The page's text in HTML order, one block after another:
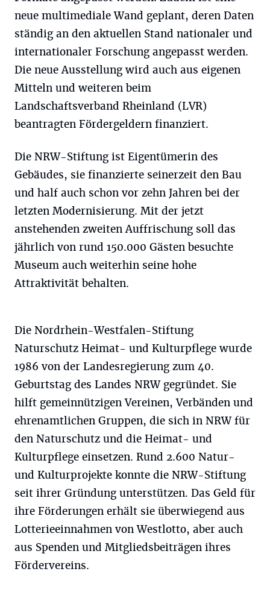
neue multimediale Wand geplant, deren Daten
ständig an den aktuellen Stand nationaler und
internationaler Forschung angepasst werden.
Die neue Ausstellung wird auch aus eigenen
Mitteln und weiteren beim
Landschaftsverband Rheinland (LVR)
beantragten Fördergeldern finanziert.
Die NRW-Stiftung ist Eigentümerin des
Gebäudes, sie finanzierte seinerzeit den Bau
und half auch schon vor zehn Jahren bei der
letzten Modernisierung. Mit der jetzt
anstehenden zweiten Auffrischung soll das
jährlich von rund 150.000 Gästen besuchte
Museum auch weiterhin seine hohe
Attraktivität behalten.
Die Nordrhein-Westfalen-Stiftung
Naturschutz Heimat- und Kulturpflege wurde
1986 von der Landesregierung zum 40.
Geburtstag des Landes NRW gegründet. Sie
hilft gemeinnützigen Vereinen, Verbänden und
ehrenamtlichen Gruppen, die sich in NRW für
den Naturschutz und die Heimat- und
Kulturpflege einsetzen. Rund 2.600 Natur-
und Kulturprojekte konnte die NRW-Stiftung
seit ihrer Gründung unterstützen. Das Geld für
ihre Förderungen erhält sie überwiegend aus
Lotterieeinnahmen von Westlotto, aber auch
aus Spenden und Mitgliedsbeiträgen ihres
Fördervereins.